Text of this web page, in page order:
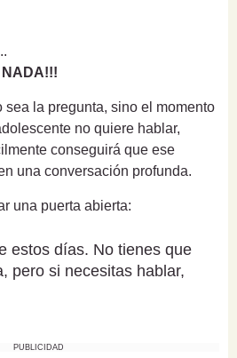
NADA!!!
la pregunta, sino el momento
no quiere hablar,
conseguirá que ese
una conversación profunda.
una puerta abierta:
estos días. No tienes que
pero si necesitas hablar,
PUBLICIDAD